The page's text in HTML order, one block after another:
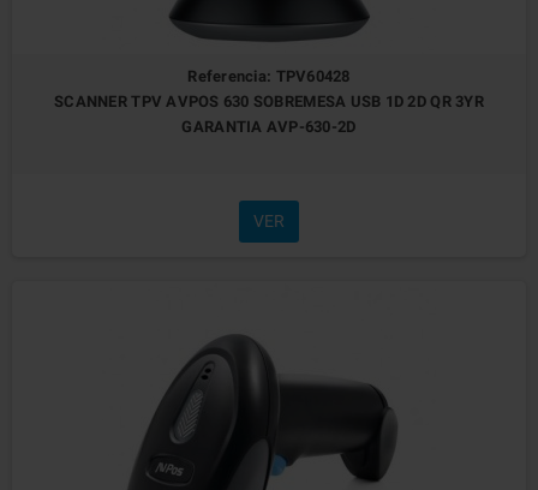
Referencia: TPV60428
SCANNER TPV AVPOS 630 SOBREMESA USB 1D 2D QR 3YR
GARANTIA AVP-630-2D
VER